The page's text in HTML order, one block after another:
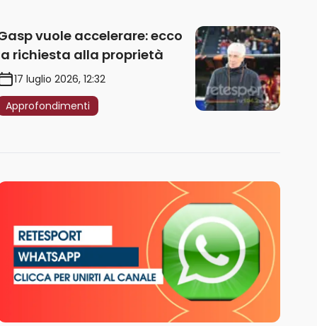
vuole accelerare: ecco
richiesta alla proprietà
17 luglio 2026, 12:32
Approfondimenti